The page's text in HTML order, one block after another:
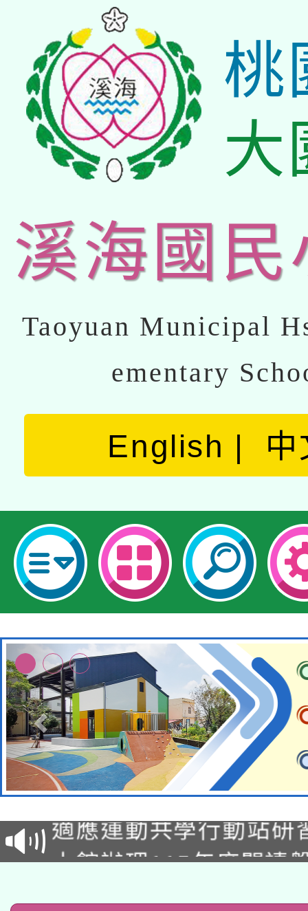
桃
大
溪海國民
Taoyuan Municipal
ementary
English 中
本校115學年度第2次
招甄選結果公告(無人
招)
適應運動共學行動站研
本館辦理115年度閱讀